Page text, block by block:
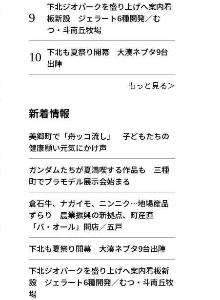
下北ジオパークを盛り上げへ案内看
板新設 ジェラート6種開発／む
つ・斗南丘牧場
下北も夏祭り開幕 大湊ネブタ9台
出陣
もっと見る＞
新着情報
美郷町で「舟ッコ流し」 子どもたちの
健康願い元気にかけ声
ガンダムたちが夏満喫する作品も 三種
町でプラモデル展示会始まる
倉石牛、ナガイモ、ニンニク…地場産品
ずらり 農業振興の新拠点、町産直
「バ・オール」開店／五戸
下北も夏祭り開幕 大湊ネブタ9台出陣
下北ジオパークを盛り上げへ案内看板新
設 ジェラート6種開発／むつ・斗南丘牧
場